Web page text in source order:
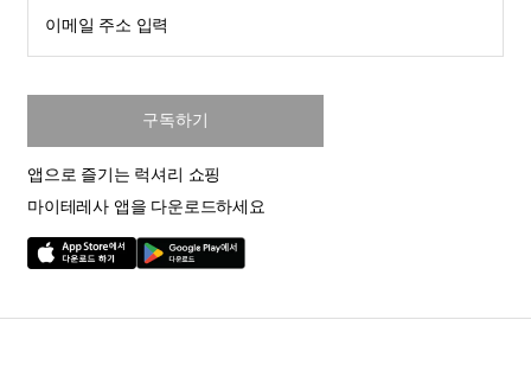
이메일 주소 입력
구독하기
앱으로 즐기는 럭셔리 쇼핑
마이테레사 앱을 다운로드하세요